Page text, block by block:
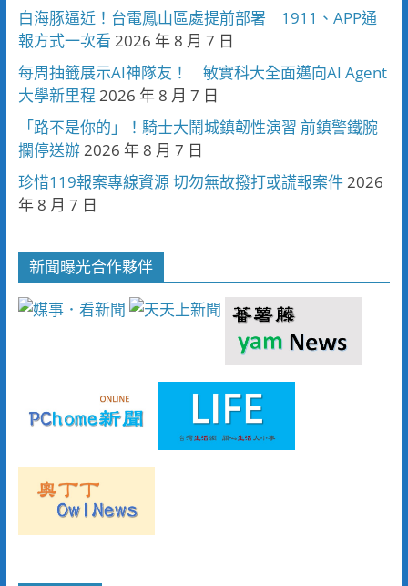
白海豚逼近！台電鳳山區處提前部署 1911、APP通
報方式一次看 2026 年 8 月 7 日
每周抽籤展示AI神隊友！ 敏實科大全面邁向AI Agent
大學新里程 2026 年 8 月 7 日
「路不是你的」！騎士大鬧城鎮韌性演習 前鎮警鐵腕
攔停送辦2026 年 8 月 7 日
珍惜119報案專線資源 切勿無故撥打或謊報案件2026
年 8 月 7 日
新聞曝光合作夥伴